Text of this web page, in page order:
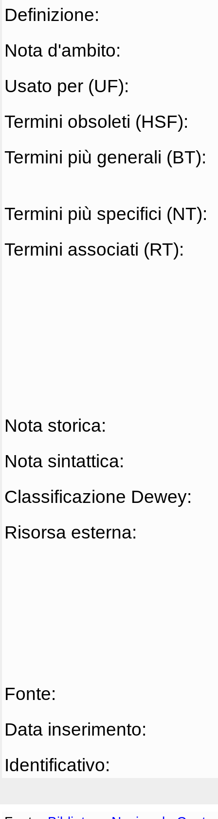
Definizione:
Nota d'ambito:
Usato per (UF):
Termini obsoleti (HSF):
Termini più generali (BT):
Termini più specifici (NT):
Termini associati (RT):
Nota storica:
Nota sintattica:
Classificazione Dewey:
Risorsa esterna:
Fonte:
Data inserimento:
Identificativo: